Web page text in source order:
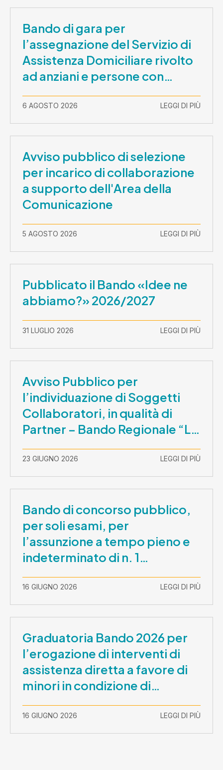
Bando di gara per
l’assegnazione del Servizio di
Assistenza Domiciliare rivolto
ad anziani e persone con
2026-30 settembre 2029
6 AGOSTO 2026 LEGGI DI PIÙ
Avviso pubblico di selezione
per incarico di collaborazione
a supporto dell'Area della
Comunicazione
5 AGOSTO 2026 LEGGI DI PIÙ
Pubblicato il Bando «Idee ne
abbiamo?» 2026/2027
31 LUGLIO 2026 LEGGI DI PIÙ
Avviso Pubblico per
l’individuazione di Soggetti
Collaboratori, in qualità di
Partner – Bando Regionale “La
– CUP E81B26000210003
23 GIUGNO 2026 LEGGI DI PIÙ
Bando di concorso pubblico,
per soli esami, per
l’assunzione a tempo pieno e
indeterminato di n. 1
Assistente Sociale –
Comunicazione prova scritta e
prova orale
16 GIUGNO 2026 LEGGI DI PIÙ
Graduatoria Bando 2026 per
l’erogazione di interventi di
assistenza diretta a favore di
minori in condizione di
disabilità con necessità di
sostegno elevato e molto
elevato (Misura B2) per
16 GIUGNO 2026 LEGGI DI PIÙ